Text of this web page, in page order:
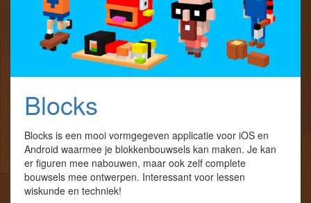
Blocks
Blocks is een mooi vormgegeven applicatie voor iOS en
Android waarmee je blokkenbouwsels kan maken. Je kan
er figuren mee nabouwen, maar ook zelf complete
bouwsels mee ontwerpen. Interessant voor lessen
wiskunde en techniek!